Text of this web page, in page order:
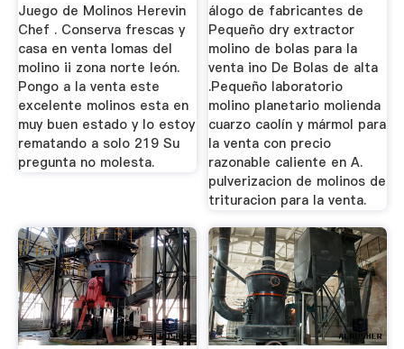
Juego de Molinos Herevin
Chef . Conserva frescas y
casa en venta lomas del
molino ii zona norte león.
Pongo a la venta este
excelente molinos esta en
muy buen estado y lo estoy
rematando a solo 219 Su
pregunta no molesta.
álogo de fabricantes de
Pequeño dry extractor
molino de bolas para la
venta ino De Bolas de alta
.Pequeño laboratorio
molino planetario molienda
cuarzo caolín y mármol para
la venta con precio
razonable caliente en A.
pulverizacion de molinos de
trituracion para la venta.